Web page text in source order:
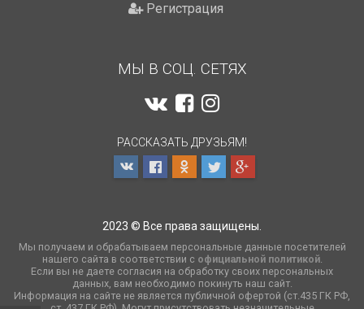
Регистрация
МЫ В СОЦ. СЕТЯХ
РАССКАЗАТЬ ДРУЗЬЯМ!
2023 © Все права защищены.
Мы получаем и обрабатываем персональные данные посетителей
нашего сайта в соответствии с официальной политикой.
Если вы не даете согласия на обработку своих персональных
данных, вам необходимо покинуть наш сайт.
Информация на сайте не является публичной офертой (ст.435 ГК РФ,